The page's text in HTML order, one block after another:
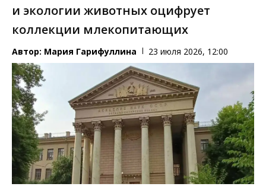
и экологии животных оцифрует
коллекции млекопитающих
Автор: Мария Гарифуллина 23 июля 2026, 12:00